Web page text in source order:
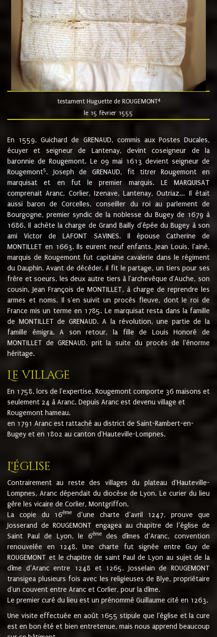
testament Huguette de ROUGEMONT4
le 15 février 1555
En 1559, Guichard de GRENAUD, commis aux Postes Ducales,
écuyer et seigneur de Lantenay, devint coseigneur de la
baronnie de Rougemont. Le 09 mai 1613 devient seigneur de
Rougemont5. Joseph de GRENAUD, fit titrer Rougemont en
marquisat et en fut le premier marquis. LE MARQUISAT
comprenait Aranc, Corlier, Izenave, Lantenay, Outriaz... Il était
aussi baron de Corcelles, conseiller du roi au parlement de
Bourgogne, premier syndic de la noblesse du Bugey de 1679 à
1686. Il achète la charge de Grand Bailly d'épée du Bugey à son
ami Victor de LAFONT SAVINES. Il épouse Catherine de
MONTILLET en 1663. Ils eurent neuf enfants. Jean Louis, l'ainé,
marquis de Rougemont fut capitaine cavalerie dans le régiment
du Dauphin. Avant de décéder, il fit le partage, un tiers pour ses
frère et soeurs, les deux autre tiers à l'archevêque d'Auche, son
cousin, Jean François de MONTILLET, à charge de reprendre les
armes et noms. Il s'en suivit un procès fleuve, dont le roi de
France mis un terme en 1785. Le marquisat resta dans la famille
de MONTILLET de GRENAUD. A la révolution, une partie de la
famille émigra. A son retour, la fille de Louis Honoré de
MONTILLET de GRENAUD, prit la suite du procès de l'énorme
héritage.
Le village
En 1758, lors de l'expertise, Rougemont comporte 36 maisons et
seulement 24 à Aranc. Depuis Aranc est devenu village et
Rougemont hameau.
en 1791 Aranc est rattaché au district de Saint-Rambert-en-
Bugey et en 1802 au canton d'Hauteville-Lompnes.
L'église
Contrairement au reste des villages du plateau d'Hauteville-
Lompnes, Aranc dépendait du diocèse de Lyon. Le curier du lieu
gère les vicaire de Corlier, Montgriffon.
La copie du 16ème
d’une charte d’avril 1247, prouve que
Josserand de ROUGEMONT engagea au chapitre de l’église de
Saint Paul de Lyon, le 6èmedes dîmes d’Aranc, convention
renouvelée en 1248. Une charte fut signée entre Guy de
ROUGEMONT et le chapitre de saint Paul de Lyon au sujet de la
dîme d’Aranc entre 1248 et 1265. Josselain de ROUGEMONT
transigea plusieurs fois avec les religieuses de Blye, propriétaire
d'un couvent entre Aranc et Corlier, pour la dîme.
Le premier curé du lieu est un prénommé Guillaume cité en 1263.
Une visite effectuée en août 1655 stipule que l'église et la cure
est en bon été et bien entretenue, mais nous apprend beaucoup